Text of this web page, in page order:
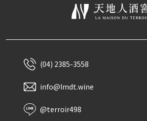
(04) 2385-3558
info@Imdt.wine
@terroir498